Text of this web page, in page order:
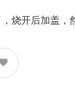
开后加盖，